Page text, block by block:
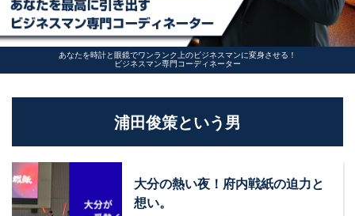
あなたを時計と眼鏡でワンランク上のビジネスマンに変身させる！
ビジネスマン専門コーディネーター
浦田俊策という男
大分の熱い夜！府内戦紙の迫力と
想い。